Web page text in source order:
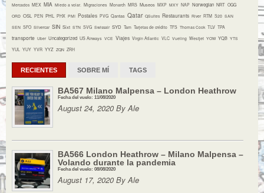
Mercados MEX MIA Miedo a volar. Migraciones Monarch MRS Museos MXP MXY NAP Norwegian NRT OGG
ORD OSL PEN PHL PHX PMI Postales PVG Qantas Qatar QSuites Restaurants River RTM S20 SAN
SEN SFO Silvercar SIN Sixt STN SVG Swissair SYD Tam Tarjetas de crédito TFS Thomas Cook TLV TPA
transporte Uber Uncategorized US Airways VCE Viajes Virgin Atlantic VLC Vueling Westjet YOW YQB YTS
YUL YUY YVR YYZ ZQN ZRH
RECIENTES SOBRE MÍ TAGS
BA567 Milano Malpensa – London Heathrow
Fecha del vuelo: 11/08/2020
August 24, 2020 By Ale
BA566 London Heathrow – Milano Malpensa –
Volando durante la pandemia
Fecha del vuelo: 08/08/2020
August 17, 2020 By Ale